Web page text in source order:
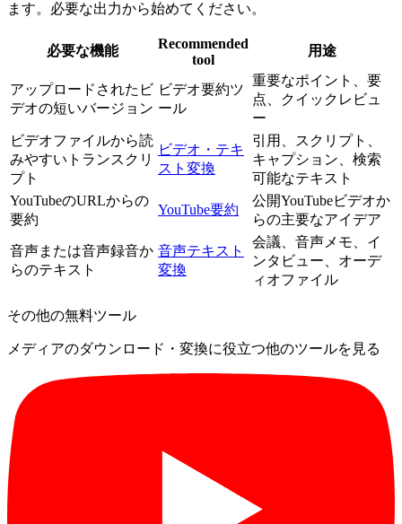
ます。必要な出力から始めてください。
必要な機能
Recommended
tool
用途
アップロードされたビ
デオの短いバージョン
ビデオ要約ツ
ール
重要なポイント、要
点、クイックレビュ
ー
ビデオファイルから読
みやすいトランスクリ
プト
ビデオ・テキ
スト変換
引用、スクリプト、
キャプション、検索
可能なテキスト
YouTubeのURLからの
要約
YouTube要約
公開YouTubeビデオか
らの主要なアイデア
音声または音声録音か
らのテキスト
音声テキスト
変換
会議、音声メモ、イ
ンタビュー、オーデ
ィオファイル
その他の無料ツール
メディアのダウンロード・変換に役立つ他のツールを見る